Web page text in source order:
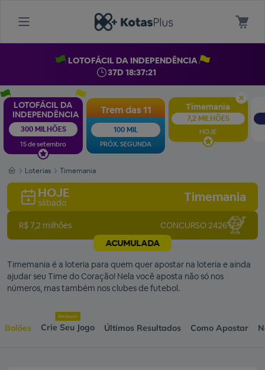
LOTOFÁCIL DA INDEPENDÊNCIA
37D 18:37:20
LOTOFÁCIL DA
INDEPENDÊNCIA
300 MILHÕES
15 de setembro
Trem das 11
100 MIL
PRÓX. SEGUNDA
Timemania
7,2 MILHÕES
HOJE
Loterias Timemania
HOJE
sábado Timemania
R$ 7,2 milhões
CONCURSO 2426
ACUMULADA
Timemania é a loteria para quem quer apostar na loteria e ainda
ajudar seu Time do Coração! Nela você aposta não só nos
números, mas também nos clubes de futebol.
Bolões
Em breve
Crie Seu Jogo Últimos Resultados Como Apostar